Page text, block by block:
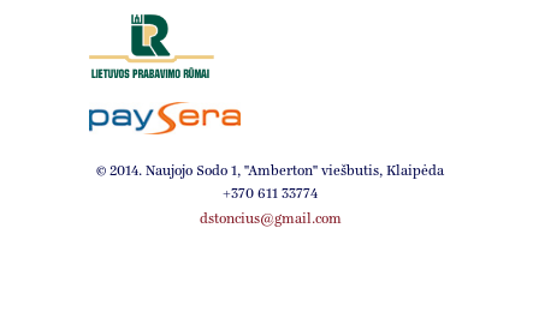
© 2014. Naujojo Sodo 1, ''Amberton'' viešbutis, Klaipėda
+370 611 33774
dstoncius@gmail.com